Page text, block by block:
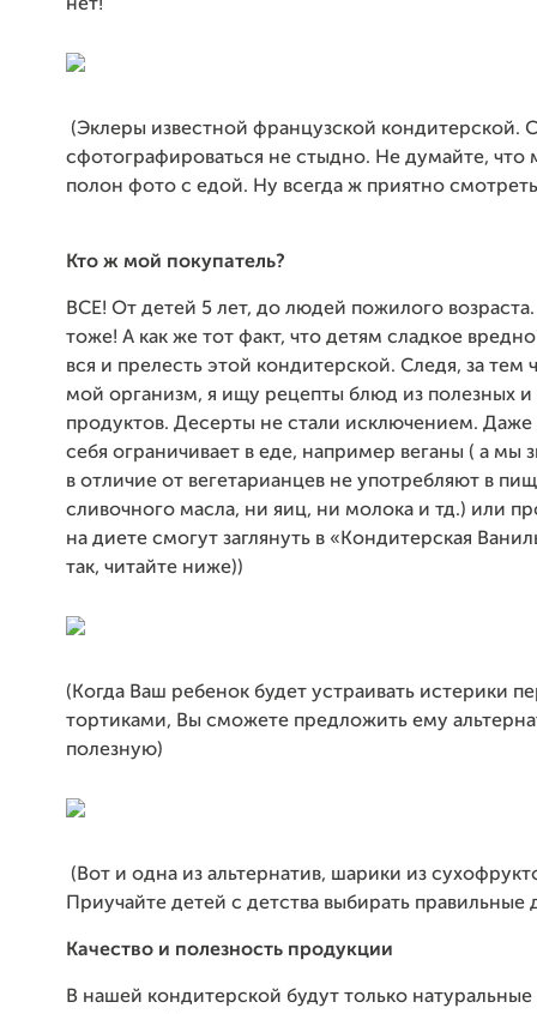
нет!
(Эклеры известной французской кондитерской.
сфотографироваться не стыдно. Не думайте, что
полон фото с едой. Ну всегда ж приятно
Кто ж мой покупатель?
ВСЕ! От детей 5 лет, до людей пожилого
тоже! А как же тот факт, что детям сладкое
вся и прелесть этой кондитерской. Следя, за тем
мой организм, я ищу рецепты блюд из полезных и
продуктов. Десерты не стали исключением. Даже
себя ограничивает в еде, например веганы ( а мы
в отличие от вегетарианцев не употребляют в
сливочного масла, ни яиц, ни молока и тд.) или
на диете смогут заглянуть в «Кондитерская
так, читайте ниже))
(Когда Ваш ребенок будет устраивать истерики
тортиками, Вы сможете предложить ему
полезную)
(Вот и одна из альтернатив, шарики из
Приучайте детей с детства выбирать правильные
Качество и полезность продукции
В нашей кондитерской будут только